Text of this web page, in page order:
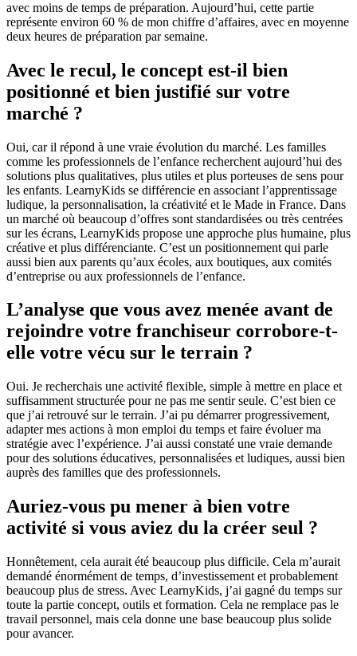
avec moins de temps de préparation. Aujourd’hui, cette partie
représente environ 60 % de mon chiffre d’affaires, avec en moyenne
deux heures de préparation par semaine.
Avec le recul, le concept est-il bien
positionné et bien justifié sur votre
marché ?
Oui, car il répond à une vraie évolution du marché. Les familles
comme les professionnels de l’enfance recherchent aujourd’hui des
solutions plus qualitatives, plus utiles et plus porteuses de sens pour
les enfants. LearnyKids se différencie en associant l’apprentissage
ludique, la personnalisation, la créativité et le Made in France. Dans
un marché où beaucoup d’offres sont standardisées ou très centrées
sur les écrans, LearnyKids propose une approche plus humaine, plus
créative et plus différenciante. C’est un positionnement qui parle
aussi bien aux parents qu’aux écoles, aux boutiques, aux comités
d’entreprise ou aux professionnels de l’enfance.
L’analyse que vous avez menée avant de
rejoindre votre franchiseur corrobore-t-
elle votre vécu sur le terrain ?
Oui. Je recherchais une activité flexible, simple à mettre en place et
suffisamment structurée pour ne pas me sentir seule. C’est bien ce
que j’ai retrouvé sur le terrain. J’ai pu démarrer progressivement,
adapter mes actions à mon emploi du temps et faire évoluer ma
stratégie avec l’expérience. J’ai aussi constaté une vraie demande
pour des solutions éducatives, personnalisées et ludiques, aussi bien
auprès des familles que des professionnels.
Auriez-vous pu mener à bien votre
activité si vous aviez du la créer seul ?
Honnêtement, cela aurait été beaucoup plus difficile. Cela m’aurait
demandé énormément de temps, d’investissement et probablement
beaucoup plus de stress. Avec LearnyKids, j’ai gagné du temps sur
toute la partie concept, outils et formation. Cela ne remplace pas le
travail personnel, mais cela donne une base beaucoup plus solide
pour avancer.